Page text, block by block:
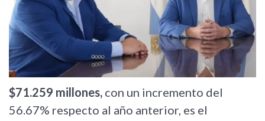
$71.259 millones, con un incremento del
56.67% respecto al año anterior, es el